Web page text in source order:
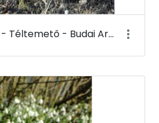
Eranthis hyemalis - Téltemető - Budai Arborétum